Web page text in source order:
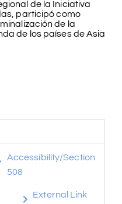
de la Iniciativa
participó como
de la
de los países de Asia
Accessibility/Section
508
External Link